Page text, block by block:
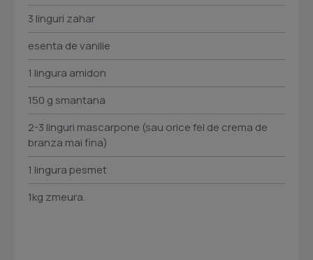
3 linguri zahar
esenta de vanilie
1 lingura amidon
150 g smantana
2-3 linguri mascarpone (sau orice fel de crema de
branza mai fina)
1 lingura pesmet
1kg zmeura.